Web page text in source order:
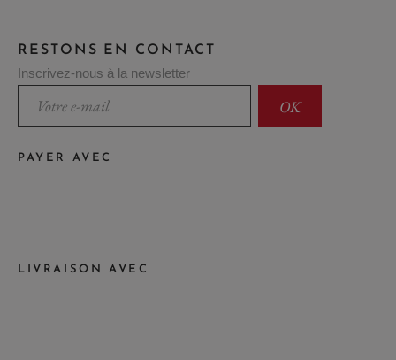
RESTONS EN CONTACT
Inscrivez-nous à la newsletter
PAYER AVEC
LIVRAISON AVEC